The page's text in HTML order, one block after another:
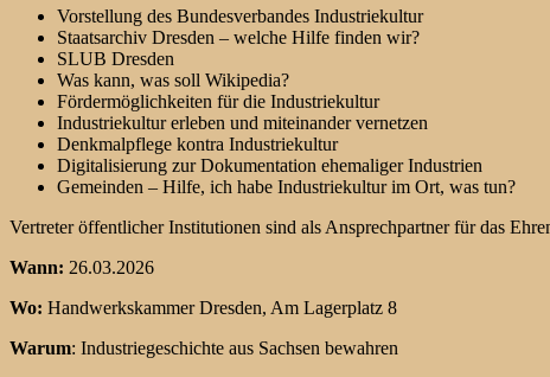
Vorstellung des Bundesverbandes Industriekultur
Staatsarchiv Dresden – welche Hilfe finden wir?
SLUB Dresden
Was kann, was soll Wikipedia?
Fördermöglichkeiten für die Industriekultur
Industriekultur erleben und miteinander vernetzen
Denkmalpflege kontra Industriekultur
Digitalisierung zur Dokumentation ehemaliger Industrien
Gemeinden – Hilfe, ich habe Industriekultur im Ort, was tun?
Vertreter öffentlicher Institutionen sind als Ansprechpartner für das
Wann: 26.03.2026
Wo: Handwerkskammer Dresden, Am Lagerplatz 8
Warum: Industriegeschichte aus Sachsen bewahren